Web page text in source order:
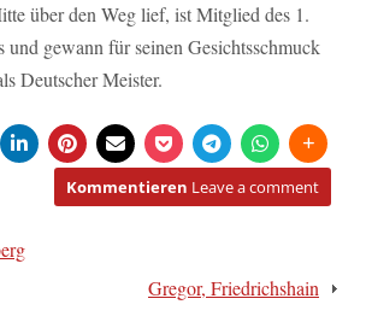
über den Weg lief, ist Mitglied des 1.
gewann für seinen Gesichtsschmuck
Deutscher Meister.
Kommentieren Leave a comment
Gregor, Friedrichshain